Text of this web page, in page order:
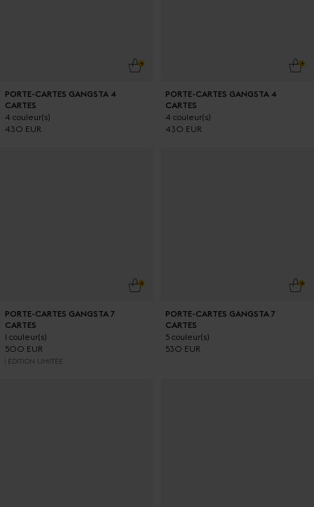
AJOUTER AU PANIER
PORTE-CARTES GANGSTA 4
CARTES
4 couleur(s)
430 EUR
PORTE-CARTES GANGSTA 4
CARTES
4 couleur(s)
430 EUR
AJOUTER AU PANIER
PORTE-CARTES GANGSTA 7
CARTES
1 couleur(s)
500 EUR
ÉDITION LIMITÉE
PORTE-CARTES GANGSTA 7
CARTES
5 couleur(s)
530 EUR